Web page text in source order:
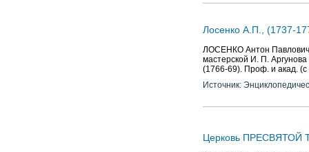
Лосенко А.П., (1737-
ЛОСЕНКО Антон
мастерской И. П.
(1766-69). Проф. и акад.
Источник:
Церковь ПРЕСВЯТОЙ